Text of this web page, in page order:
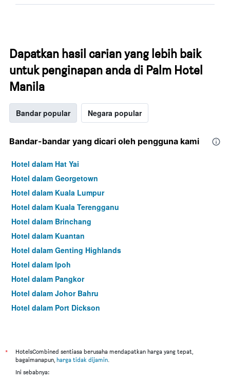
Dapatkan hasil carian yang lebih baik
untuk penginapan anda di Palm Hotel
Manila
Bandar popular Negara popular
Bandar-bandar yang dicari oleh pengguna kami
Hotel dalam Hat Yai
Hotel dalam Georgetown
Hotel dalam Kuala Lumpur
Hotel dalam Kuala Terengganu
Hotel dalam Brinchang
Hotel dalam Kuantan
Hotel dalam Genting Highlands
Hotel dalam Ipoh
Hotel dalam Pangkor
Hotel dalam Johor Bahru
Hotel dalam Port Dickson
*
HotelsCombined sentiasa berusaha mendapatkan harga yang tepat,
bagaimanapun, harga tidak dijamin.
Ini sebabnya: